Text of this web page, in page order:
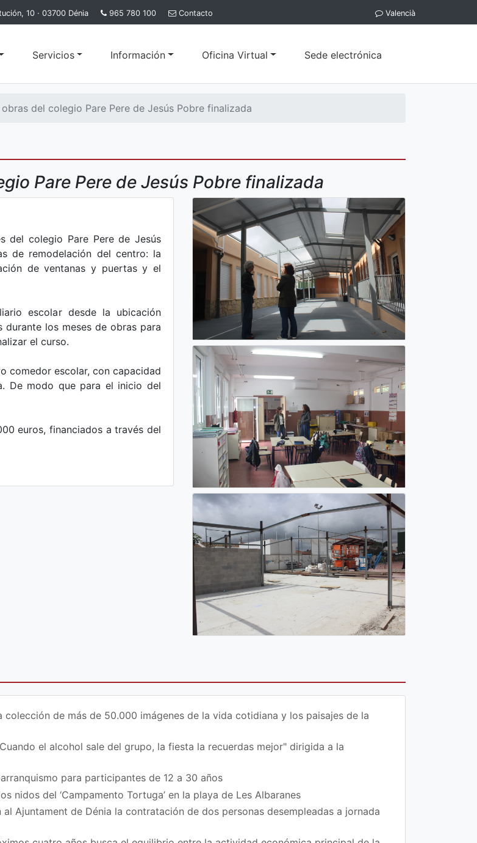
10 · 03700 Dénia 965 780 100 Contacto Valencià
Servicios Información Oficina Virtual Sede electrónica
del colegio Pare Pere de Jesús Pobre finalizada
Pare Pere de Jesús Pobre finalizada
del colegio Pare Pere de Jesús
de remodelación del centro: la
de ventanas y puertas y el
escolar desde la ubicación
los meses de obras para
el curso.
comedor escolar, con capacidad
De modo que para el inicio del
euros, financiados a través del
de más de 50.000 imágenes de la vida cotidiana y los paisajes de la
el alcohol sale del grupo, la fiesta la recuerdas mejor" dirigida a la
para participantes de 12 a 30 años
nidos del ‘Campamento Tortuga’ en la playa de Les Albaranes
Ajuntament de Dénia la contratación de dos personas desempleadas a jornada